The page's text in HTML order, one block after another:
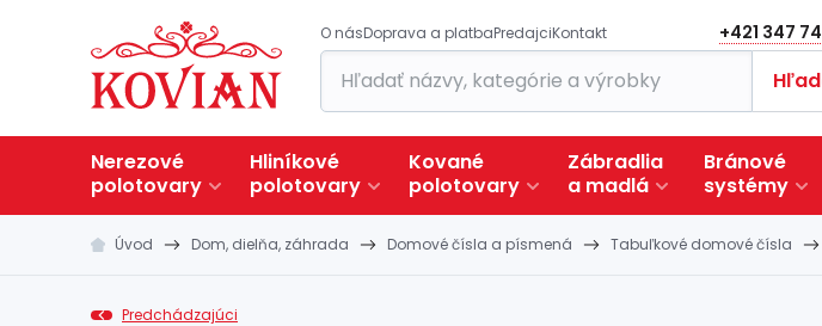
O násDoprava a platbaPredajciKontakt +421 347
Nerezové
polotovary
Hliníkové
polotovary
Kované
polotovary
Zábradlia
a madlá
Bránové
systémy
Úvod Dom, dielňa, záhrada Domové čísla a písmená Tabuľkové domové čísla
Predchádzajúci